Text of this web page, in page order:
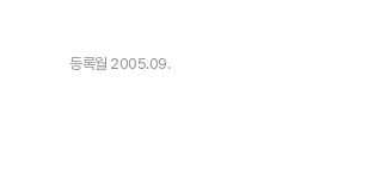
등록월 2005.09.